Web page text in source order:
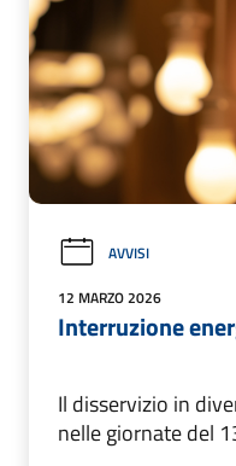
AVVISI
12 MARZO 2026
Interruzione
Il disservizio in
nelle giornate del